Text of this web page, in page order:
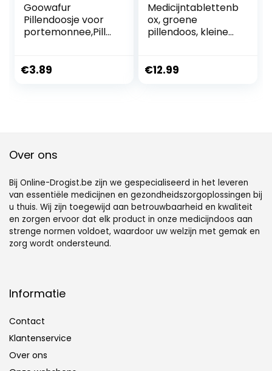
Goowafur
Pillendoosje voor
portemonnee,Pille
Doorzichtig
opslag van visolie,
€3.89
Medicijntablettenb
ox, groene
pillendoos, kleine
pillendoosje,
€12.99
Over ons
Bij Online-Drogist.be zijn we gespecialiseerd in het leveren
van essentiële medicijnen en gezondheidszorgoplossingen bij
u thuis. Wij zijn toegewijd aan betrouwbaarheid en kwaliteit
en zorgen ervoor dat elk product in onze medicijndoos aan
strenge normen voldoet, waardoor uw welzijn met gemak en
zorg wordt ondersteund.
Informatie
Contact
Klantenservice
Over ons